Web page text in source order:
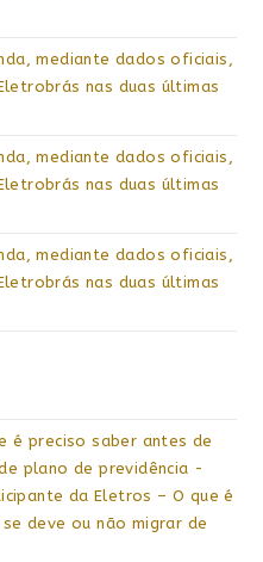
mediante dados oficiais,
nas duas últimas
mediante dados oficiais,
nas duas últimas
mediante dados oficiais,
nas duas últimas
é preciso saber antes de
plano de previdência -
da Eletros – O que é
deve ou não migrar de